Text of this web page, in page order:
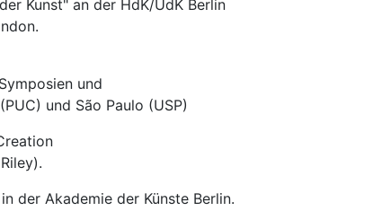
Kunst" an der HdK/UdK Berlin
und
und São Paulo (USP)
der Akademie der Künste Berlin.